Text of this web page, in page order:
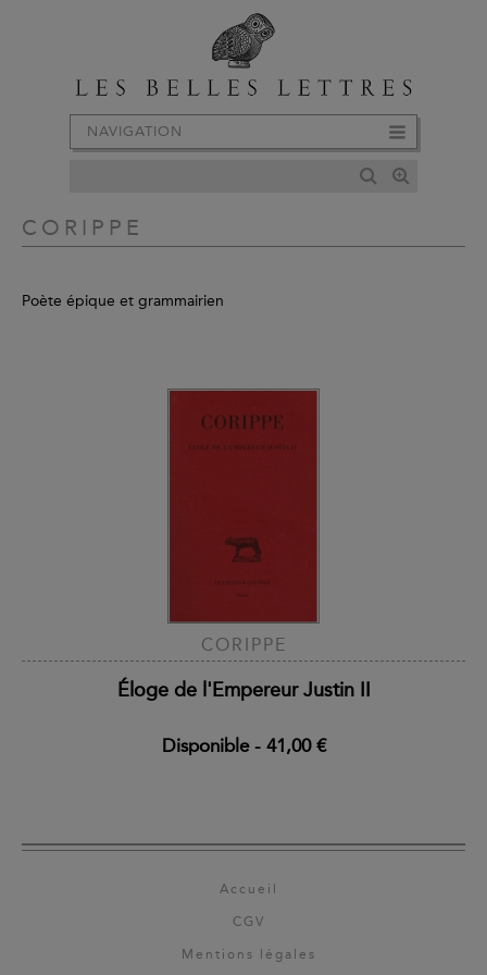
NAVIGATION
CORIPPE
Poète épique et grammairien
CORIPPE
Éloge de l'Empereur Justin II
Disponible- 41,00 €
Accueil
CGV
Mentions légales